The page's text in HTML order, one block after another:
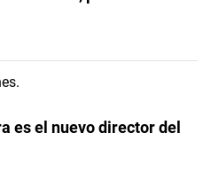
es el nuevo director del